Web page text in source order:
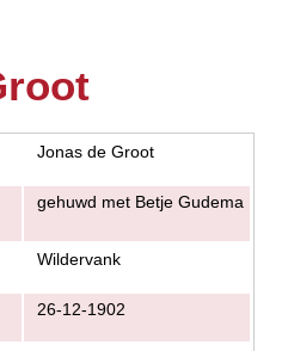
Jonas de Groot
gehuwd met Betje Gudema
Wildervank
26-12-1902